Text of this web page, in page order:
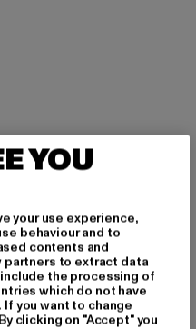
Baumwolle, 47% Modal,
Grünwald | DE
YOU
your use experience,
behaviour and to
contents and
partners to extract data
the processing of
which do not have
you want to change
clicking on "Accept" you